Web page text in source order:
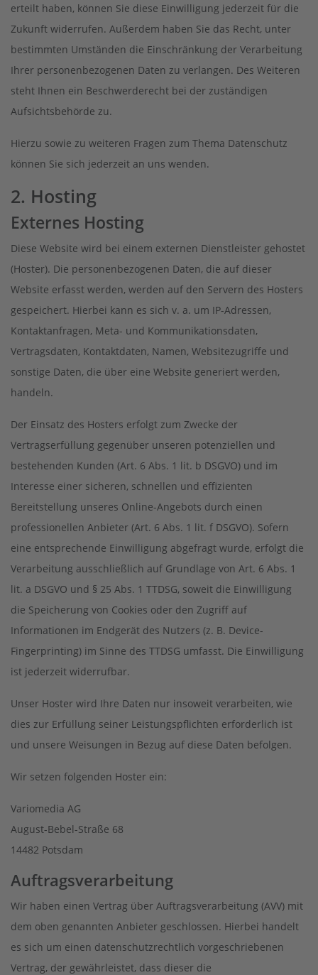
erteilt haben, können Sie diese Einwilligung jederzeit für die
Zukunft widerrufen. Außerdem haben Sie das Recht, unter
bestimmten Umständen die Einschränkung der Verarbeitung
Ihrer personenbezogenen Daten zu verlangen. Des Weiteren
steht Ihnen ein Beschwerderecht bei der zuständigen
Aufsichtsbehörde zu.
Hierzu sowie zu weiteren Fragen zum Thema Datenschutz
können Sie sich jederzeit an uns wenden.
2. Hosting
Externes Hosting
Diese Website wird bei einem externen Dienstleister gehostet
(Hoster). Die personenbezogenen Daten, die auf dieser
Website erfasst werden, werden auf den Servern des Hosters
gespeichert. Hierbei kann es sich v. a. um IP-Adressen,
Kontaktanfragen, Meta- und Kommunikationsdaten,
Vertragsdaten, Kontaktdaten, Namen, Websitezugriffe und
sonstige Daten, die über eine Website generiert werden,
handeln.
Der Einsatz des Hosters erfolgt zum Zwecke der
Vertragserfüllung gegenüber unseren potenziellen und
bestehenden Kunden (Art. 6 Abs. 1 lit. b DSGVO) und im
Interesse einer sicheren, schnellen und effizienten
Bereitstellung unseres Online-Angebots durch einen
professionellen Anbieter (Art. 6 Abs. 1 lit. f DSGVO). Sofern
eine entsprechende Einwilligung abgefragt wurde, erfolgt die
Verarbeitung ausschließlich auf Grundlage von Art. 6 Abs. 1
lit. a DSGVO und § 25 Abs. 1 TTDSG, soweit die Einwilligung
die Speicherung von Cookies oder den Zugriff auf
Informationen im Endgerät des Nutzers (z. B. Device-
Fingerprinting) im Sinne des TTDSG umfasst. Die Einwilligung
ist jederzeit widerrufbar.
Unser Hoster wird Ihre Daten nur insoweit verarbeiten, wie
dies zur Erfüllung seiner Leistungspflichten erforderlich ist
und unsere Weisungen in Bezug auf diese Daten befolgen.
Wir setzen folgenden Hoster ein:
Variomedia AG
August-Bebel-Straße 68
14482 Potsdam
Auftragsverarbeitung
Wir haben einen Vertrag über Auftragsverarbeitung (AVV) mit
dem oben genannten Anbieter geschlossen. Hierbei handelt
es sich um einen datenschutzrechtlich vorgeschriebenen
Vertrag, der gewährleistet, dass dieser die